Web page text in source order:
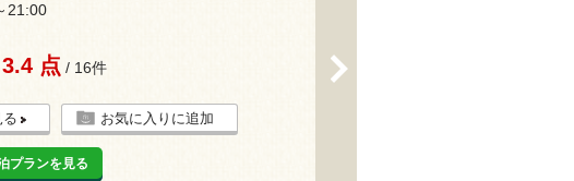
21:00
3.4 点 / 16件
お気に入りに追加
プランを見る